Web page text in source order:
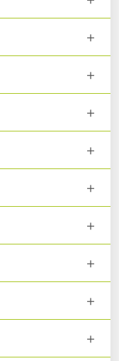
+
+
+
+
+
+
+
+
+